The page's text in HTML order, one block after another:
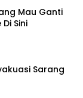
Mau Ganti
Sini
Sarang